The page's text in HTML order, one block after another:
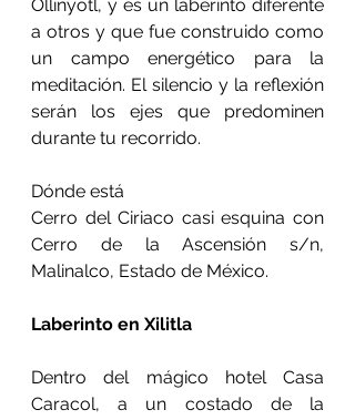
Ollinyotl, y es un laberinto diferente
a otros y que fue construido como
un campo energético para la
meditación. El silencio y la reflexión
serán los ejes que predominen
durante tu recorrido.
Dónde está
Cerro del Ciriaco casi esquina con
Cerro de la Ascensión s/n,
Malinalco, Estado de México.
Laberinto en Xilitla
Dentro del mágico hotel Casa
Caracol, a un costado de la